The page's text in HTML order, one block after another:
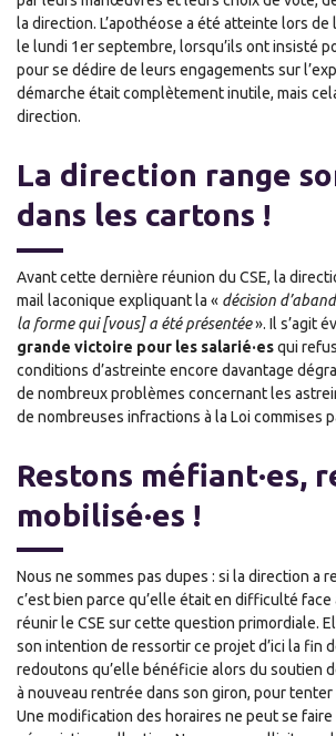
la direction. L’apothéose a été atteinte lors de
le lundi 1er septembre, lorsqu’ils ont insisté
pour se dédire de leurs engagements sur
démarche était complètement inutile, mais
direction.
La direction range
dans les cartons !
Avant cette dernière réunion du CSE, la
mail laconique expliquant la « décision
la forme qui [vous] a été présentée». Il s’agit
grande victoire pour les salarié·esqui
conditions d’astreinte encore davantage
de nombreux problèmes concernant les
de nombreuses infractions à la Loi commises
Restons méfiant·es,
mobilisé·es !
Nous ne sommes pas dupes : si la direction a
c’est bien parce qu’elle était en difficulté face
réunir le CSE sur cette question primordiale.
son intention de ressortir ce projet d’ici la fin
redoutons qu’elle bénéficie alors du soutien
à nouveau rentrée dans son giron, pour tenter
Une modification des horaires ne peut se faire